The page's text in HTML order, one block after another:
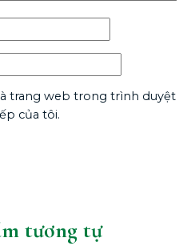
trang web trong trình duyệt
của tôi.
tương tự